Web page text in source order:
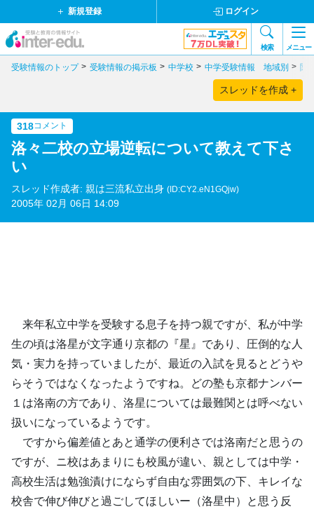
新規登録 ログイン
検索 メニュー
受験情報のトップ 受験情報の掲示板 中学校 中学受験情報 地域別 関
スレッドを作成 +
318コメント
洛々二校の立場逆転について教えて下さ
い
スレッド作成者: 親は三流私立出身 (ID:CY2.eN1GQjw)
2005年 02月 06日 14:09
来年私立中学を受験する息子を持つ親ですが、私が中学
生の頃は洛星が文字通り京都の『星』であり、圧倒的な人
気・実力を持っていましたが、最近の入試を見るとどうや
らそうではなくなったようですね。どの塾も京都ナンバー
１は洛南の方であり、洛星については最難関とは呼べない
扱いになっているようです。
ですから偏差値とあと通学の便利さでは洛南だと思うの
ですが、ニ校はあまりにも校風が違い、親としては中学・
高校生活は勉強漬けにならず自由な雰囲気の下、キレイな
校舎で伸び伸びと過ごしてほしいー（洛星中）と思う反